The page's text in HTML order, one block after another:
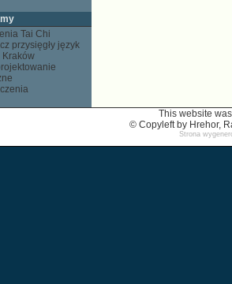
Tai Chi
przysięgły język
Kraków
This website
© Copyleft by Hrehor,
Strona